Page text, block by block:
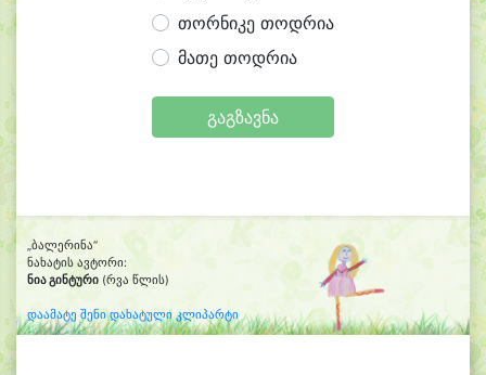
თორნიკე თოდრია
მათე თოდრია
გაგზავნა
„ბალერინა“
ნახატის ავტორი:
ნია გინტური (რვა წლის)
დაამატე შენი დახატული კლიპარტი